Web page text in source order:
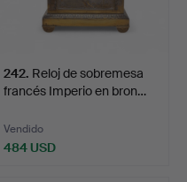
242. Reloj de sobremesa
francés Imperio en bron…
Vendido
484 USD